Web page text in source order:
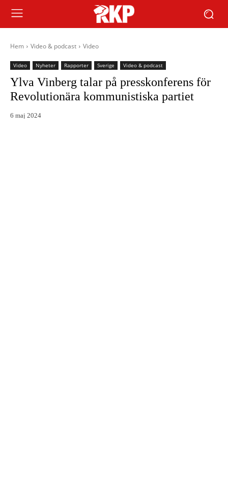
Hem Video & podcast Video
Video Nyheter Rapporter Sverige Video & podcast
Ylva Vinberg talar på presskonferens för
Revolutionära kommunistiska partiet
6 maj 2024